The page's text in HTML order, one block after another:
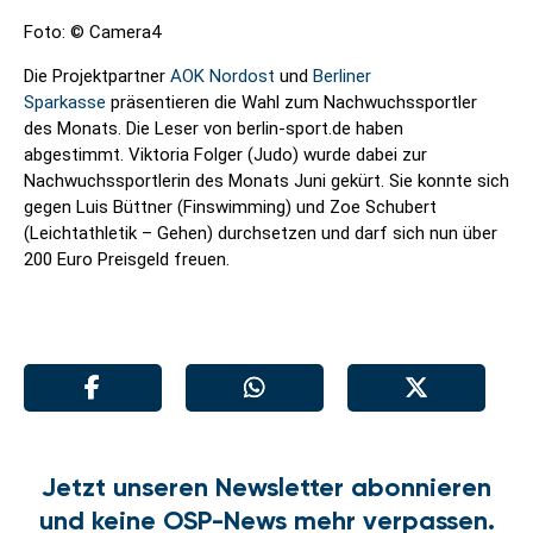
Foto: © Camera4
Die Projektpartner AOK Nordost und Berliner
Sparkasse präsentieren die Wahl zum Nachwuchssportler
des Monats. Die Leser von berlin-sport.de haben
abgestimmt. Viktoria Folger (Judo) wurde dabei zur
Nachwuchssportlerin des Monats Juni gekürt. Sie konnte sich
gegen Luis Büttner (Finswimming) und Zoe Schubert
(Leichtathletik – Gehen) durchsetzen und darf sich nun über
200 Euro Preisgeld freuen.
Jetzt unseren Newsletter abonnieren
und keine OSP-News mehr verpassen.